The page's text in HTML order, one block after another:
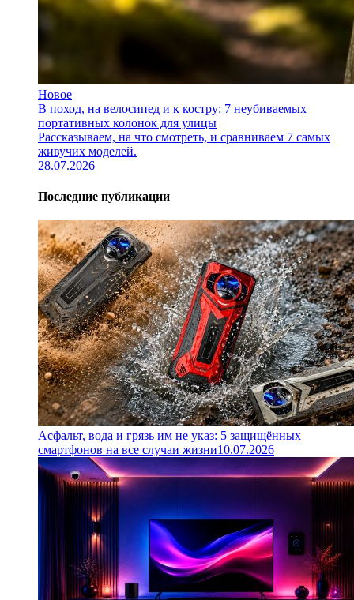
Новое
В поход, на велосипед и к костру: 7 неубиваемых
портативных колонок для улицы
Рассказываем, на что смотреть, и сравниваем 7 самых
живучих моделей.
28.07.2026
Последние публикации
Асфальт, вода и грязь им не указ: 5 защищённых
смартфонов на все случаи жизни10.07.2026